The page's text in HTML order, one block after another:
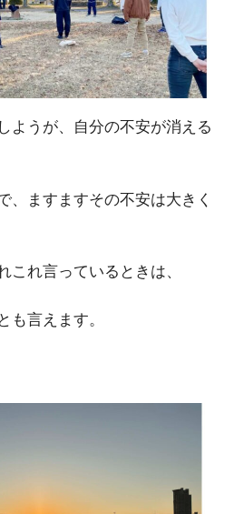
ようが、自分の不安が消える
、ますますその不安は大きく
これ言っているときは、
も言えます。